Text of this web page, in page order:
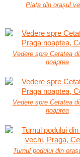
Piața din orașul
Vedere spre Cetatea
noaptea
Vedere spre Cetatea
noaptea
Turnul podului din